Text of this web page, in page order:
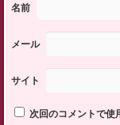
名前
メール
サイト
次回のコメントで使